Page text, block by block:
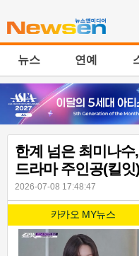
뉴스 연예
한계 넘은 최미나
드라마 주인공(킬잇)
2026-07-08 17:48:47
카카오 MY뉴스